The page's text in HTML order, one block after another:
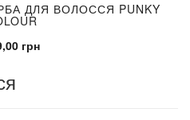
ДЛЯ ВОЛОССЯ PUNKY
грн